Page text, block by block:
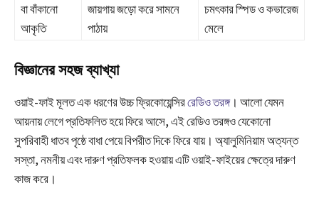
বা বাঁকানো
আকৃতি
জায়গায় জড়ো করে সামনে
পাঠায়
চমৎকার স্পিড ও কভারেজ
মেলে
বিজ্ঞানের সহজ ব্যাখ্যা
ওয়াই-ফাই মূলত এক ধরণের উচ্চ ফ্রিকোয়েন্সিররেডিও তরঙ্গ। আলো যেমন
আয়নায় লেগে প্রতিফলিত হয়ে ফিরে আসে, এই রেডিও তরঙ্গও যেকোনো
সুপরিবাহী ধাতব পৃষ্ঠে বাধা পেয়ে বিপরীত দিকে ফিরে যায়। অ্যালুমিনিয়াম অত্যন্ত
সস্তা, নমনীয় এবং দারুণ প্রতিফলক হওয়ায় এটি ওয়াই-ফাইয়ের ক্ষেত্রে দারুণ
কাজ করে।